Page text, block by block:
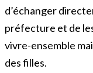
d’échanger
préfecture et de
vivre-ensemble
des filles.